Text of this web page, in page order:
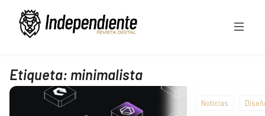
Etiqueta: minimalista
Noticias